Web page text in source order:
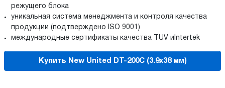
режущего блока
уникальная система менеджмента и контроля качества
продукции (подтверждено ISO 9001)
международные сертификаты качества TUV иIntertek
Купить New United DT-200C (3.9x38 мм)